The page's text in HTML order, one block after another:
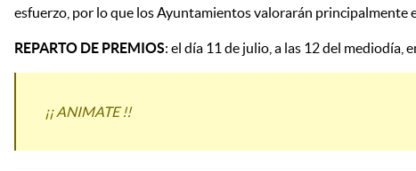
esfuerzo, por lo que los Ayuntamientos valorarán principalmente
REPARTO DE PREMIOS: el día 11 de julio, a las 12 del mediodía,
¡¡ ANIMATE !!